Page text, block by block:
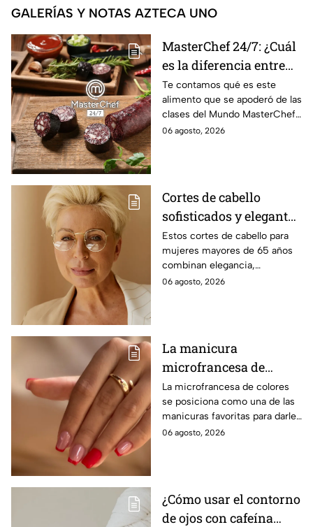
GALERÍAS Y NOTAS AZTECA UNO
MasterChef 24/7: ¿Cuál
es la diferencia entre
morcilla y moronga?
Te contamos qué es este
alimento que se apoderó de las
clases del Mundo MasterChef
24/7.
06 agosto, 2026
Cortes de cabello
sofisticados y elegantes
para mujeres mayores
de 65 años
Estos cortes de cabello para
mujeres mayores de 65 años
combinan elegancia,
comodidad y estilo, con
06 agosto, 2026
La manicura
microfrancesa de
colores que es
tendencia
La microfrancesa de colores
se posiciona como una de las
manicuras favoritas para darle
un toque divertido, delicado y
06 agosto, 2026
¿Cómo usar el contorno
de ojos con cafeína